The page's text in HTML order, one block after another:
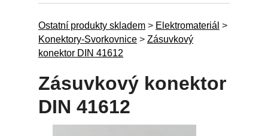
Ostatní produkty skladem > Elektromateriál >
Konektory-Svorkovnice > Zásuvkový
konektor DIN 41612
Zásuvkový konektor
DIN 41612